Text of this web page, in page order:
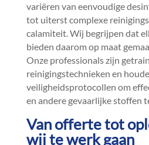
variëren van eenvoudige
tot uiterst complexe
calamiteit.​ Wij begrijpen dat
bieden daarom op maat
Onze professionals zijn
reinigingstechnieken en
veiligheidsprotocollen om
en andere gevaarlijke stoffen
Van offerte tot
wij te werk gaan